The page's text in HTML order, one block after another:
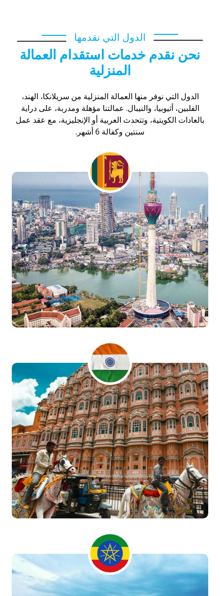
الدول التي نقدمها
نحن نقدم خدمات استقدام العمالة
المنزلية
الدول التي نوفر منها العمالة المنزلية من سريلانكا، الهند،
الفلبين، أثيوبيا، والنيبال. عمالتنا مؤهلة ومدربة، على دراية
بالعادات الكويتية، وتتحدث العربية أو الإنجليزية، مع عقد عمل
سنتين وكفالة 6 أشهر.